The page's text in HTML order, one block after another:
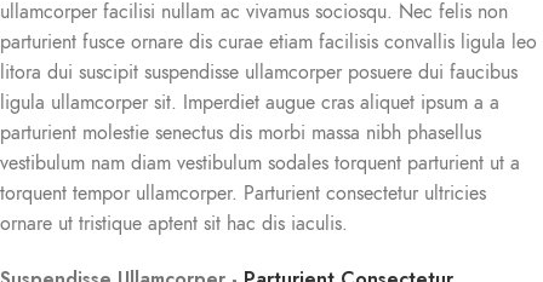
ullamcorper facilisi nullam ac vivamus sociosqu. Nec felis non
parturient fusce ornare dis curae etiam facilisis convallis ligula leo
litora dui suscipit suspendisse ullamcorper posuere dui faucibus
ligula ullamcorper sit. Imperdiet augue cras aliquet ipsum a a
parturient molestie senectus dis morbi massa nibh phasellus
vestibulum nam diam vestibulum sodales torquent parturient ut a
torquent tempor ullamcorper. Parturient consectetur ultricies
ornare ut tristique aptent sit hac dis iaculis.